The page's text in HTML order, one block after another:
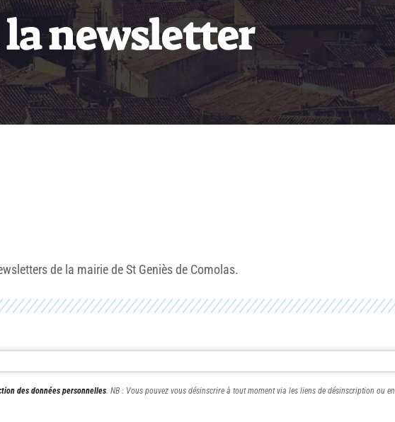
newsletter
de la mairie de St Geniès de Comolas.
des données personnelles. NB : Vous pouvez vous désinscrire à tout moment via les liens de désinscription ou